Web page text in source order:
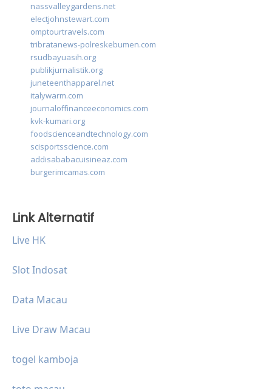
nassvalleygardens.net
electjohnstewart.com
omptourtravels.com
tribratanews-polreskebumen.com
rsudbayuasih.org
publikjurnalistik.org
juneteenthapparel.net
italywarm.com
journaloffinanceeconomics.com
kvk-kumari.org
foodscienceandtechnology.com
scisportsscience.com
addisababacuisineaz.com
burgerimcamas.com
Link Alternatif
Live HK
Slot Indosat
Data Macau
Live Draw Macau
togel kamboja